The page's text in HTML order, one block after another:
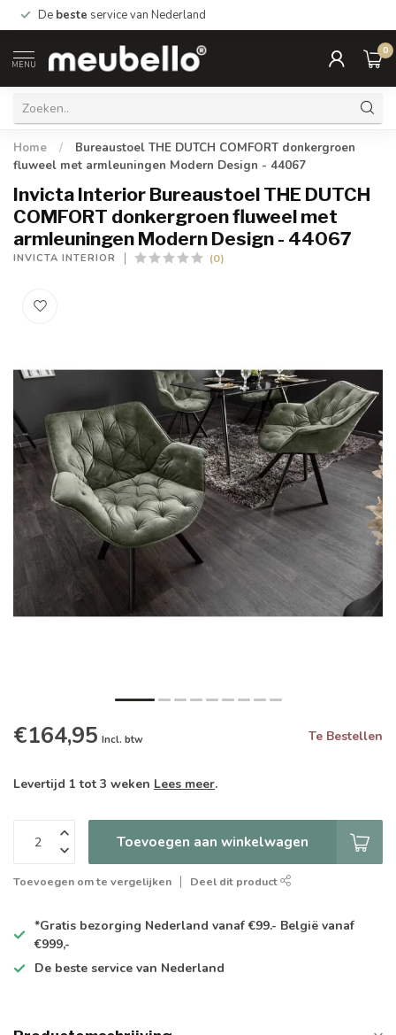
De beste service van Nederland
MENU
0
Home /
Bureaustoel THE DUTCH COMFORT donkergroen
fluweel met armleuningen Modern Design - 44067
Invicta Interior Bureaustoel THE DUTCH
COMFORT donkergroen fluweel met
armleuningen Modern Design - 44067
INVICTA INTERIOR (0)
€164,95 Incl. btw Te Bestellen
Levertijd 1 tot 3 weken Lees meer.
Toevoegen aan winkelwagen
Toevoegen om te vergelijken Deel dit product
*Gratis bezorging Nederland vanaf €99.- België vanaf
€999,-
De beste service van Nederland